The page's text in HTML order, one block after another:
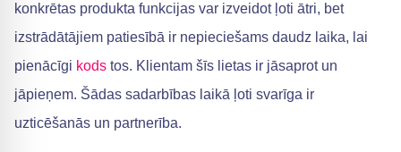
konkrētas produkta funkcijas var izveidot ļoti ātri, bet
izstrādātājiem patiesībā ir nepieciešams daudz laika, lai
pienācīgi kods tos. Klientam šīs lietas ir jāsaprot un
jāpieņem. Šādas sadarbības laikā ļoti svarīga ir
uzticēšanās un partnerība.